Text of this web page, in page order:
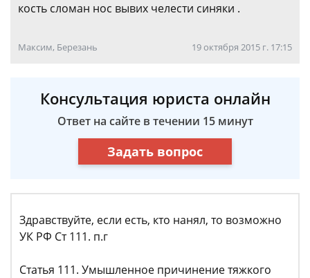
кость сломан нос вывих челести синяки .
Максим, Березань 19 октября 2015 г. 17:15
Консультация юриста онлайн
Ответ на сайте в течении 15 минут
Задать вопрос
Здравствуйте, если есть, кто нанял, то возможно
УК РФ Ст 111. п.г
Статья 111. Умышленное причинение тяжкого